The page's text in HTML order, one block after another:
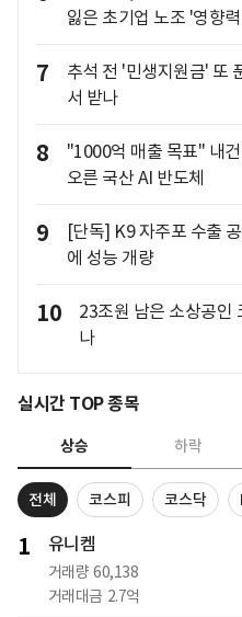
잃은 초기업 노조 '영향
7
추석 전 '민생지원금' 또
서 받나
8
"1000억 매출 목표" 내
오른 국산 AI 반도체
9
[단독] K9 자주포 수출
에 성능 개량
10
23조원 남은 소상공
나
실시간 TOP 종목
상승 하락
전체 코스피 코스닥
1 유니켐
거래량 60,138
거래대금 2.7억